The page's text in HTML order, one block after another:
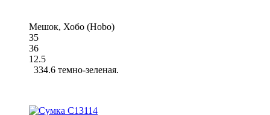
Мешок, Хобо (Hobo)
35
36
12.5
334.6 темно-зеленая.